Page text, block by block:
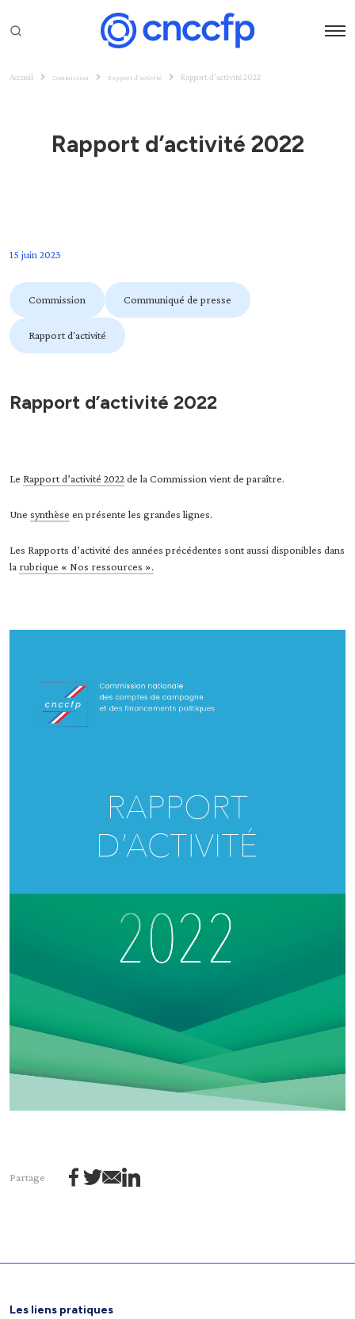
Accueil Commission Rapport d'activité Rapport d’activité 2022
Rapport d’activité 2022
15 juin 2023
Commission Communiqué de presse
Rapport d'activité
Rapport d’activité 2022
Le Rapport d’activité 2022de la Commission vient de paraître.
Une synthèse en présente les grandes lignes.
Les Rapports d’activité des années précédentes sont aussi disponibles dans
la rubrique « Nos ressources ».
Partage
Les liens pratiques